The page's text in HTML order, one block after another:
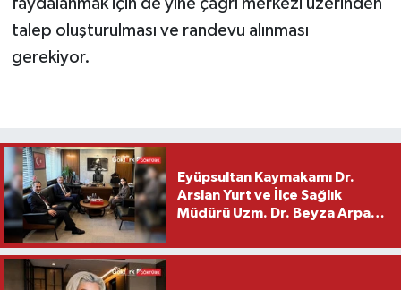
faydalanmak için de yine çağrı merkezi üzerinden
talep oluşturulması ve randevu alınması
gerekiyor.
Eyüpsultan Kaymakamı Dr.
Arslan Yurt ve İlçe Sağlık
Müdürü Uzm. Dr. Beyza Arpacı
Ziyareti